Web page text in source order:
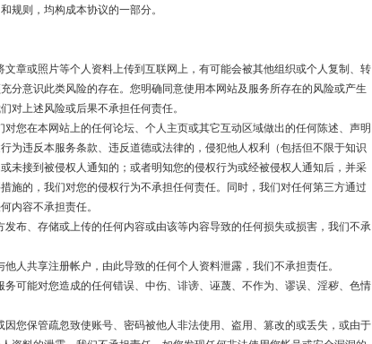
规则，均构成本协议的一部分。
章或照片等个人资料上传到互联网上，有可能会被其他组织或个人复制、转
分意识此类风险的存在。您明确同意使用本网站及服务所存在的风险或产生
对上述风险或后果不承担任何责任。
在本网站上的任何论坛、个人主页或其它互动区域做出的任何陈述、声明
为违反本服务条款、违反道德或法律的，侵犯他人权利（包括但不限于知识
未接到被侵权人通知的；或者明知您的侵权行为或经被侵权人通知后，并采
施的，我们对您的侵权行为不承担任何责任。同时，我们对任何第三方通过
内容不承担责任。
、存储或上传的任何内容或由该等内容导致的任何损失或损害，我们不承
共享注册帐户，由此导致的任何个人资料泄露，我们不承担责任。
可能对您造成的任何错误、中伤、诽谤、诬蔑、不作为、谬误、淫秽、色情
您保管疏忽致使账号、密码被他人非法使用、盗用、篡改的或丢失，或由于